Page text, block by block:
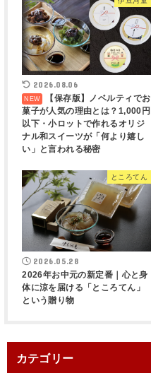
2026.08.06
【保存版】ノベルティでお
菓子が人気の理由とは？1,000円
以下・小ロットで作れるオリジ
ナル和スイーツが「何より嬉し
い」と言われる秘密
ところてん
2026.05.28
2026年お中元の新定番｜心と身
体に涼を届ける「ところてん」
という贈り物
カテゴリー